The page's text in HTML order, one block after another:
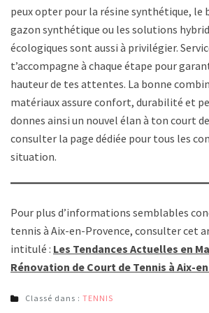
peux opter pour la résine synthétique, le
gazon synthétique ou les solutions
écologiques sont aussi à privilégier.
t’accompagne à chaque étape pour
hauteur de tes attentes. La bonne
matériaux assure confort, durabilité et
donnes ainsi un nouvel élan à ton court
consulter la page dédiée pour tous les
situation.
Pour plus d’informations semblables
tennis à Aix-en-Provence, consulter cet
intitulé : Les Tendances Actuelles en
Rénovation de Court de Tennis à Aix-
Classé dans : TENNIS